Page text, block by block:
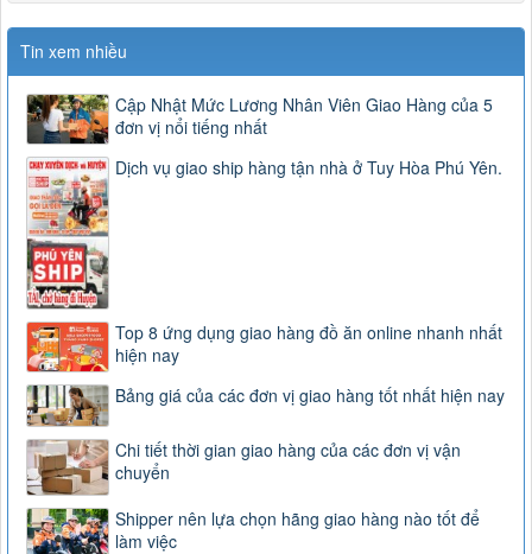
Tin xem nhiều
Cập Nhật Mức Lương Nhân Viên Giao Hàng của 5
đơn vị nổi tiếng nhất
Dịch vụ giao ship hàng tận nhà ở Tuy Hòa Phú Yên.
Top 8 ứng dụng giao hàng đồ ăn online nhanh nhất
hiện nay
Bảng giá của các đơn vị giao hàng tốt nhất hiện nay
Chi tiết thời gian giao hàng của các đơn vị vận
chuyển
Shipper nên lựa chọn hãng giao hàng nào tốt để
làm việc